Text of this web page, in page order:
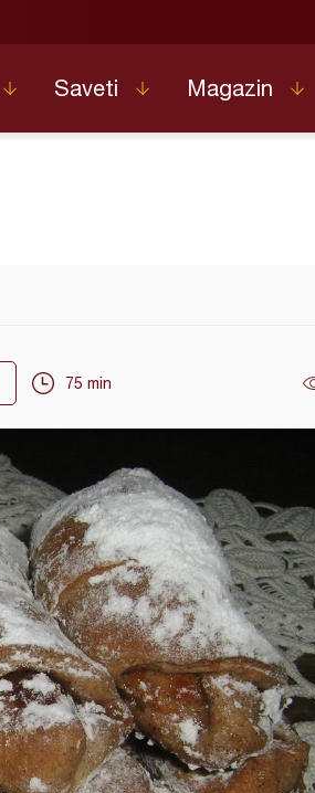
Saveti Magazin
75 min